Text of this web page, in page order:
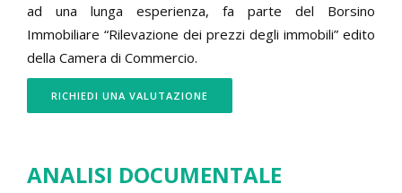
ad una lunga esperienza, fa parte del Borsino
Immobiliare “Rilevazione dei prezzi degli immobili” edito
della Camera di Commercio.
RICHIEDI UNA VALUTAZIONE
ANALISI DOCUMENTALE